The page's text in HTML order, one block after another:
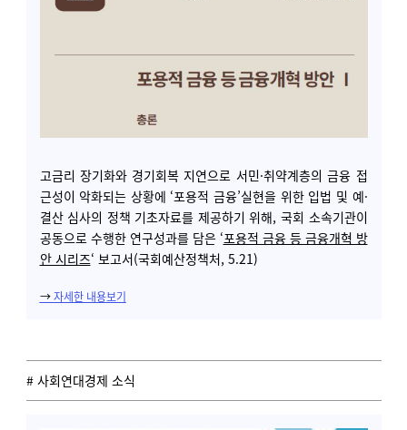
고금리 장기화와 경기회복 지연으로 서민·취약계층의 금융 접
근성이 악화되는 상황에 ‘포용적 금융’실현을 위한 입법 및 예·
결산 심사의 정책 기초자료를 제공하기 위해, 국회 소속기관이
공동으로 수행한 연구성과를 담은 ‘포용적 금융 등 금융개혁 방
안 시리즈‘ 보고서(국회예산정책처, 5.21)
→자세한 내용보기
# 사회연대경제 소식